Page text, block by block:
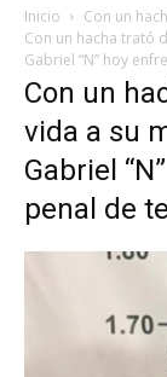
Inicio
Con un
Con un hacha trató
Gabriel “N” hoy
Con un
vida a su
Gabriel
penal de